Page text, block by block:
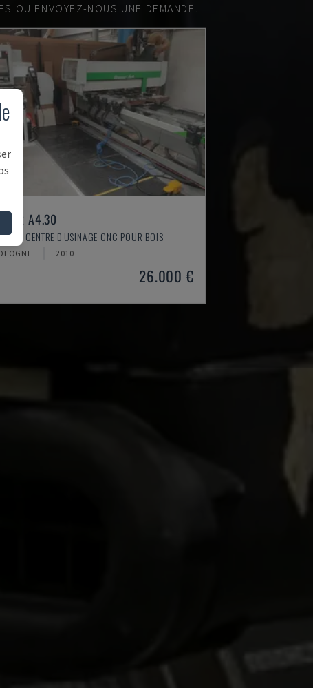
OU ENVOYEZ-NOUS UNE DEMANDE.
A4.30
- CENTRE D'USINAGE CNC POUR BOIS
2010
26.000 €